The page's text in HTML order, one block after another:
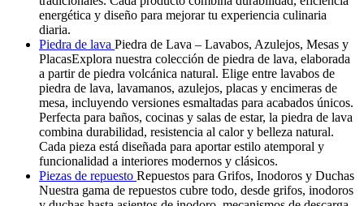
energética y diseño para mejorar tu experiencia culinaria
diaria.
Piedra de lava Piedra de Lava – Lavabos, Azulejos, Mesas y
PlacasExplora nuestra colección de piedra de lava, elaborada
a partir de piedra volcánica natural. Elige entre lavabos de
piedra de lava, lavamanos, azulejos, placas y encimeras de
mesa, incluyendo versiones esmaltadas para acabados únicos.
Perfecta para baños, cocinas y salas de estar, la piedra de lava
combina durabilidad, resistencia al calor y belleza natural.
Cada pieza está diseñada para aportar estilo atemporal y
funcionalidad a interiores modernos y clásicos.
Piezas de repuesto Repuestos para Grifos, Inodoros y Duchas
Nuestra gama de repuestos cubre todo, desde grifos, inodoros